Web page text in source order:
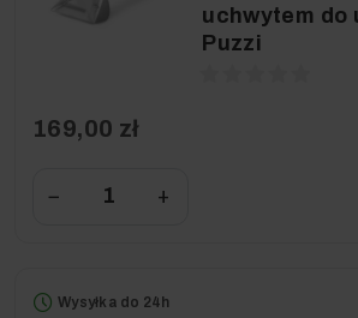
uchwytem do
Puzzi
169,00 zł
− +
Wysyłka do 24h